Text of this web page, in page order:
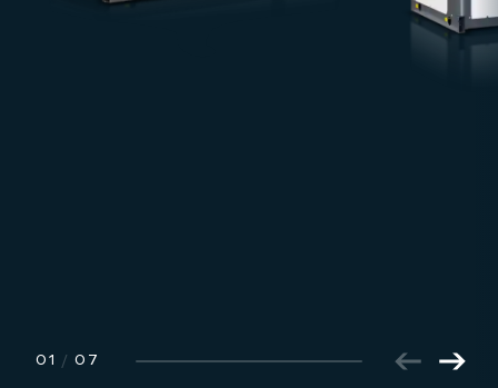
01 / 07